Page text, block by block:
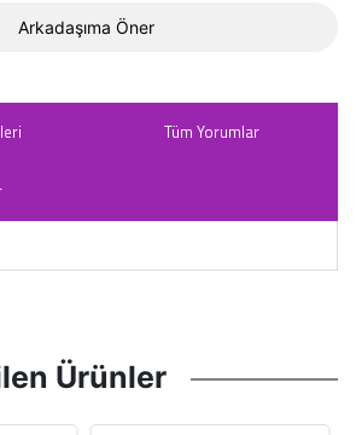
Arkadaşıma Öner
Tüm Yorumlar
Ürünler